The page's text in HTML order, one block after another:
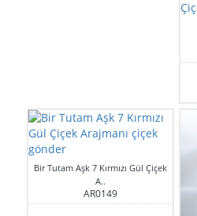
Bir Tutam Aşk 7 Kırmızı Gül Çiçek
A..
AR0149